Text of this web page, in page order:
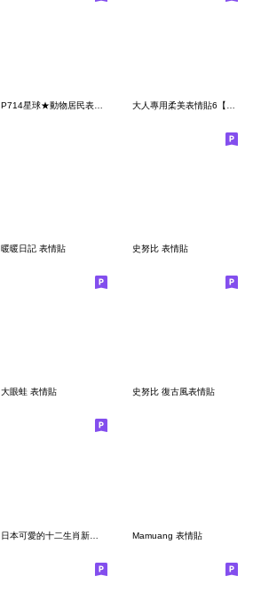
暖暖日記 表情貼 史努比 表情貼
大眼蛙 表情貼 史努比 復古風表情貼
Mamuang 表情貼